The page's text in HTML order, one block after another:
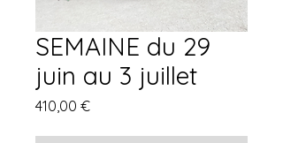
SEMAINE du 29
juin au 3 juillet
410,00 €Prix